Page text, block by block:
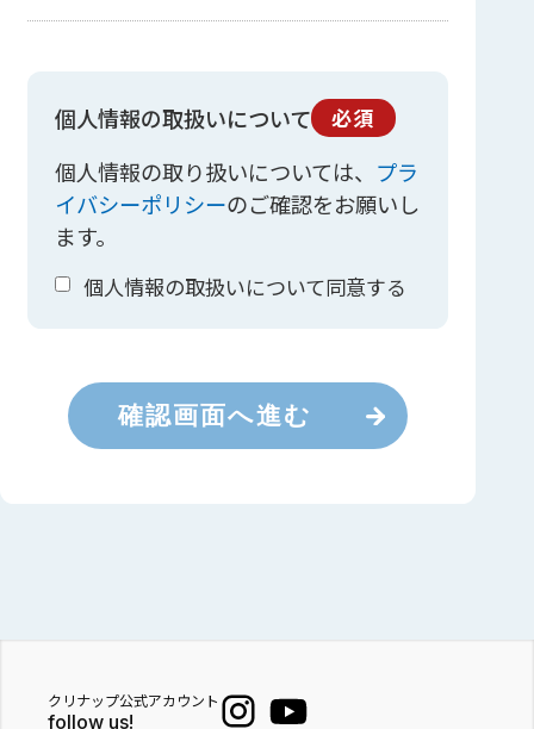
個人情報の取扱いについて 必須
個人情報の取り扱いについては、 プラ
イバシーポリシーのご確認をお願いし
ます。
個人情報の取扱いについて同意する
確認画面へ進む
クリナップ公式アカウント
follow us!